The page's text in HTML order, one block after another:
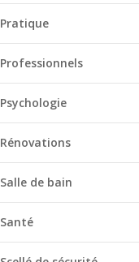
Pratique
Professionnels
Psychologie
Rénovations
Salle de bain
Santé